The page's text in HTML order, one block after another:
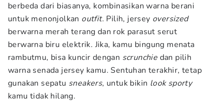
berbeda dari biasanya, kombinasikan warna berani
untuk menonjolkan outfit. Pilih, jersey oversized
berwarna merah terang dan rok parasut serut
berwarna biru elektrik. Jika, kamu bingung menata
rambutmu, bisa kuncir dengan scrunchie dan pilih
warna senada jersey kamu. Sentuhan terakhir, tetap
gunakan sepatu sneakers, untuk bikin look sporty
kamu tidak hilang.